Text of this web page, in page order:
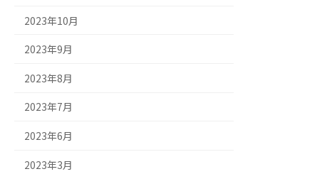
2023年10月
2023年9月
2023年8月
2023年7月
2023年6月
2023年3月